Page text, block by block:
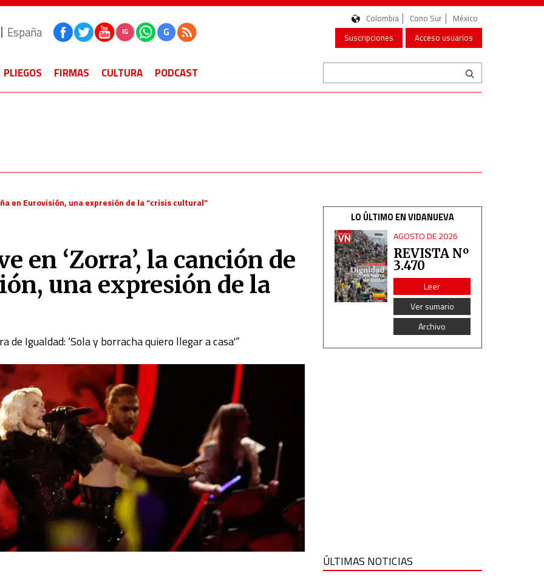
España IG G
Colombia Cono Sur
México
Suscripciones
Acceso usuarios
PLIEGOS FIRMAS CULTURA PODCAST
en Eurovisión, una expresión de la “crisis cultural”
en ‘Zorra’, la canción de
una expresión de la
Igualdad: ‘Sola y borracha quiero llegar a casa'”
LO ÚLTIMO EN VIDANUEVA
AGOSTO DE 2026
REVISTA Nº
3.470
Leer
Ver sumario
Archivo
ÚLTIMAS NOTICIAS